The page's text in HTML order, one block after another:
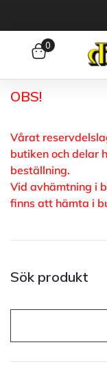
0
OBS!
Vårat
butiken och delar
beställning.
Vid avhämtning i
finns att hämta i
Sök produkt